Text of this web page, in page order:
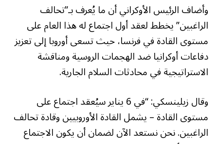
وأضاف الرئيس الأوكراني أن ما يُعرف بـ”تحالف
الراغبين” يخطط لعقد أول اجتماع له هذا العام على
مستوى القادة في فرنسا، حيث تسعى أوروبا إلى تعزيز
دفاعات أوكرانيا ضد الهجمات الروسية ومناقشة
الاستراتيجية في محادثات السلام الجارية.
وقال زيلينسكي: “في 6 يناير سيُعقد اجتماع على
مستوى القادة – يشمل القادة الأوروبيين وقادة تحالف
الراغبين. نحن نستعد الآن لضمان أن يكون الاجتماع